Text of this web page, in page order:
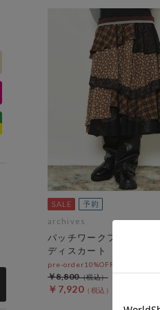
archives
パッチワークフリルティ
ディスカート
pre-order10%OFF 8/21 10:00
￥7,920
￥8,800